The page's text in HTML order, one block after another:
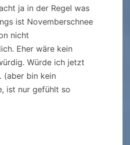
ja in der Regel was
ist Novemberschnee
nicht
Eher wäre kein
Würde ich jetzt
(aber bin kein
ist nur gefühlt so